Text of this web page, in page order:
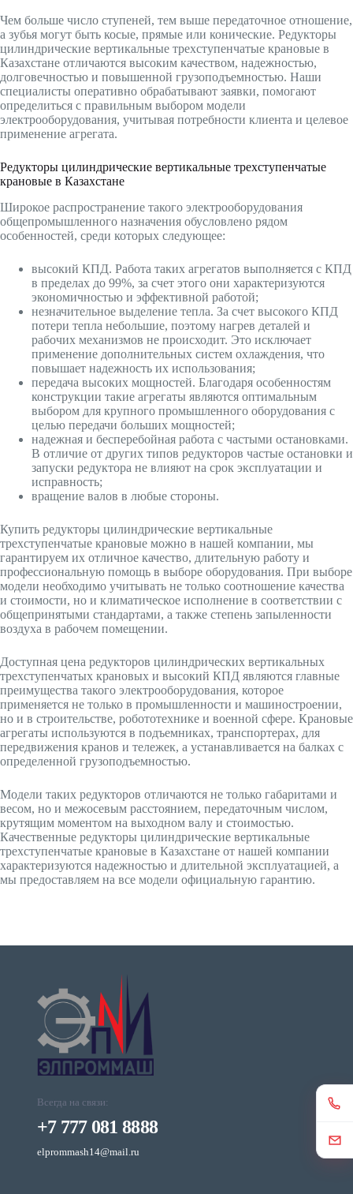
Чем больше число ступеней, тем выше передаточное отношение,
а зубья могут быть косые, прямые или конические. Редукторы
цилиндрические вертикальные трехступенчатые крановые в
Казахстане отличаются высоким качеством, надежностью,
долговечностью и повышенной грузоподъемностью. Наши
специалисты оперативно обрабатывают заявки, помогают
определиться с правильным выбором модели
электрооборудования, учитывая потребности клиента и целевое
применение агрегата.
Редукторы цилиндрические вертикальные трехступенчатые
крановые в Казахстане
Широкое распространение такого электрооборудования
общепромышленного назначения обусловлено рядом
особенностей, среди которых следующее:
высокий КПД. Работа таких агрегатов выполняется с КПД
в пределах до 99%, за счет этого они характеризуются
экономичностью и эффективной работой;
незначительное выделение тепла. За счет высокого КПД
потери тепла небольшие, поэтому нагрев деталей и
рабочих механизмов не происходит. Это исключает
применение дополнительных систем охлаждения, что
повышает надежность их использования;
передача высоких мощностей. Благодаря особенностям
конструкции такие агрегаты являются оптимальным
выбором для крупного промышленного оборудования с
целью передачи больших мощностей;
надежная и бесперебойная работа с частыми остановками.
В отличие от других типов редукторов частые остановки и
запуски редуктора не влияют на срок эксплуатации и
исправность;
вращение валов в любые стороны.
Купить редукторы цилиндрические вертикальные
трехступенчатые крановые можно в нашей компании, мы
гарантируем их отличное качество, длительную работу и
профессиональную помощь в выборе оборудования. При выборе
модели необходимо учитывать не только соотношение качества
и стоимости, но и климатическое исполнение в соответствии с
общепринятыми стандартами, а также степень запыленности
воздуха в рабочем помещении.
Доступная цена редукторов цилиндрических вертикальных
трехступенчатых крановых и высокий КПД являются главные
преимущества такого электрооборудования, которое
применяется не только в промышленности и машиностроении,
но и в строительстве, робототехнике и военной сфере. Крановые
агрегаты используются в подъемниках, транспортерах, для
передвижения кранов и тележек, а устанавливается на балках с
определенной грузоподъемностью.
Модели таких редукторов отличаются не только габаритами и
весом, но и межосевым расстоянием, передаточным числом,
крутящим моментом на выходном валу и стоимостью.
Качественные редукторы цилиндрические вертикальные
трехступенчатые крановые в Казахстане от нашей компании
характеризуются надежностью и длительной эксплуатацией, а
мы предоставляем на все модели официальную гарантию.
Всегда на связи:
+7 777 081 8888
elprommash14@mail.ru